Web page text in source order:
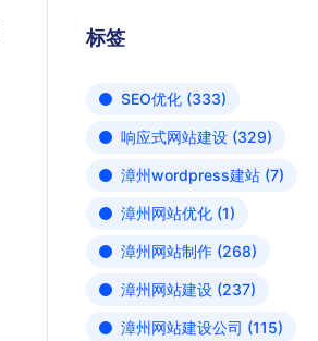
标签
SEO优化 (333)
响应式网站建设 (329)
漳州wordpress建站 (7)
漳州网站优化 (1)
漳州网站制作 (268)
漳州网站建设 (237)
漳州网站建设公司 (115)